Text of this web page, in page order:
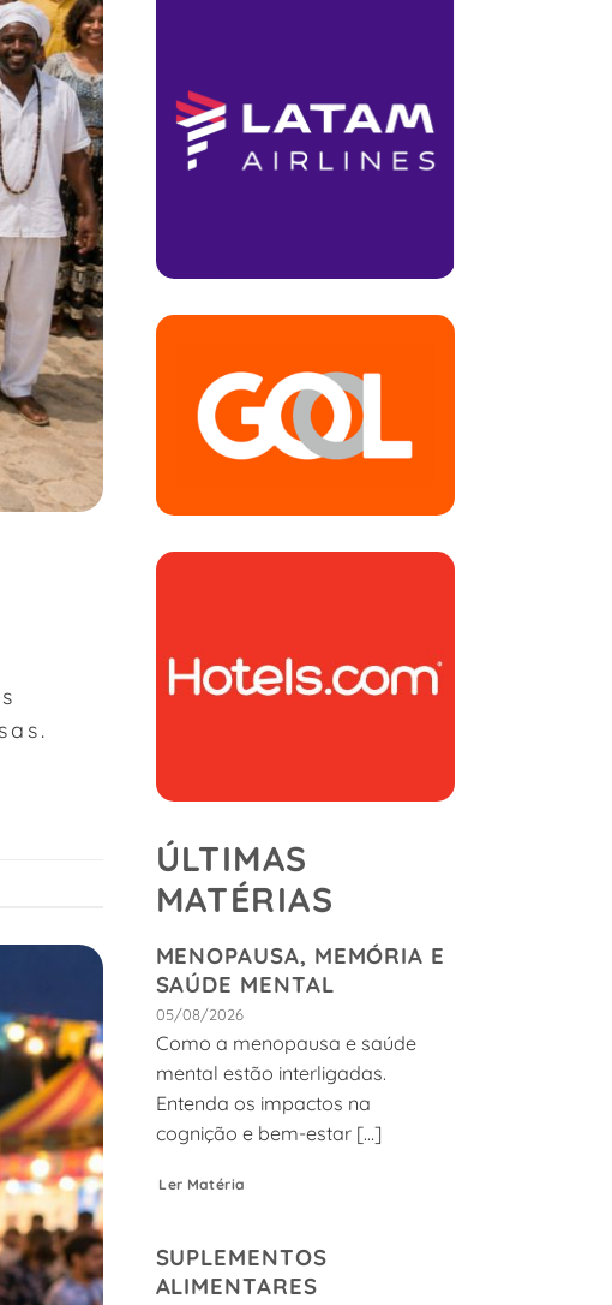
ÚLTIMAS
MATÉRIAS
MENOPAUSA, MEMÓRIA E
SAÚDE MENTAL
05/08/2026
Como a menopausa e saúde
mental estão interligadas.
Entenda os impactos na
cognição e bem-estar [...]
Ler Matéria
SUPLEMENTOS
ALIMENTARES